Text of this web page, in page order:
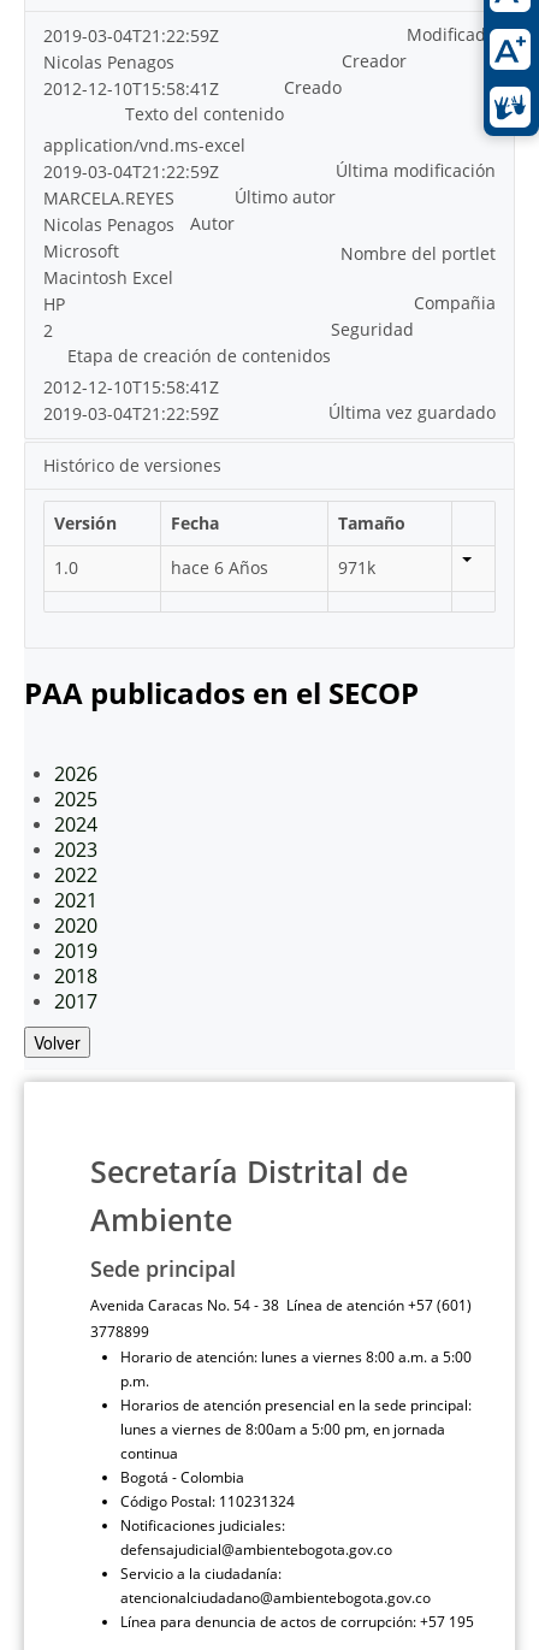
Modificado
2019-03-04T21:22:59Z
Creador
Nicolas Penagos
Creado
2012-12-10T15:58:41Z
Texto del contenido
application/vnd.ms-excel
Última modificación
2019-03-04T21:22:59Z
Último autor
MARCELA.REYES
Autor
Nicolas Penagos
Nombre del portlet
Microsoft
Macintosh Excel
Compañia
HP
Seguridad
2
Etapa de creación de contenidos
2012-12-10T15:58:41Z
Última vez guardado
2019-03-04T21:22:59Z
Histórico de versiones
Versión Fecha
Tamaño
1.0
hace 6 Años 971k
PAA publicados en el SECOP
2026
2025
2024
2023
2022
2021
2020
2019
2018
2017
Volver
Secretaría Distrital de
Ambiente
Sede principal
Avenida Caracas No. 54 - 38 Línea de atención +57 (601)
3778899
Horario de atención: lunes a viernes 8:00 a.m. a 5:00
p.m.
Horarios de atención presencial en la sede principal:
lunes a viernes de 8:00am a 5:00 pm, en jornada
continua
Bogotá - Colombia
Código Postal: 110231324
Notificaciones judiciales:
defensajudicial@ambientebogota.gov.co
Servicio a la ciudadanía:
atencionalciudadano@ambientebogota.gov.co
Línea para denuncia de actos de corrupción: +57 195